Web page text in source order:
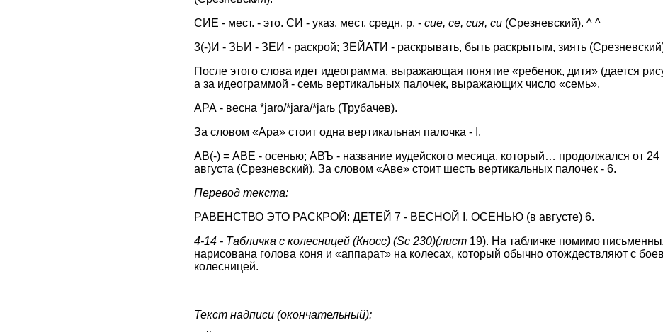
СИE - мест. - это. СИ - указ. мест. средн. р. - cue, се, сия, си(Срезневский). ^ ^
3(-)И - ЗЬИ - ЗEИ - раскрой; ЗEЙАТИ - раскрывать, быть раскрытым, зиять
После этого слова идет идеограмма, выражающая понятие «ребенок, дитя» (дается
а за идеограммой - семь вертикальных палочек, выражающих число «семь».
АРА - весна *jaro/*jara/*jarь (Трубачев).
За словом «Ара» стоит одна вертикальная палочка - I.
АВ(-) = ABE - осенью; АВЪ - название иудейского месяца, который… продолжался от
августа (Срезневский). За словом «Аве» стоит шесть вертикальных палочек - 6.
Перевод текста:
РАВЕНСТВО ЭТО РАСКРОЙ: ДЕТЕЙ 7 - ВЕСНОЙ I, ОСЕНЬЮ (в августе) 6.
4-14 - Табличка с колесницей (Кносс)(Sc230)(лист19). На табличке помимо
нарисована голова коня и «аппарат» на колесах, который обычно отождествляют с
колесницей.
Текст надписи (окончательный):